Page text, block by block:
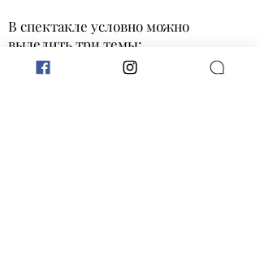
В спектакле условно можно
выделить три темы:
1.Спор поэтов разных литературных
направлений